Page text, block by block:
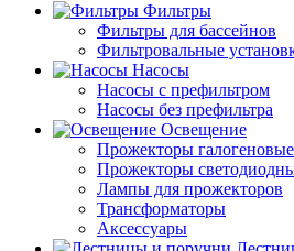
Фильтры
Фильтры для бассейнов
Фильтровальные
Насосы
Насосы с префильтром
Насосы без префильтра
Освещение
Прожекторы галогеновые
Прожекторы
Лампы для прожекторов
Трансформаторы
Аксессуары